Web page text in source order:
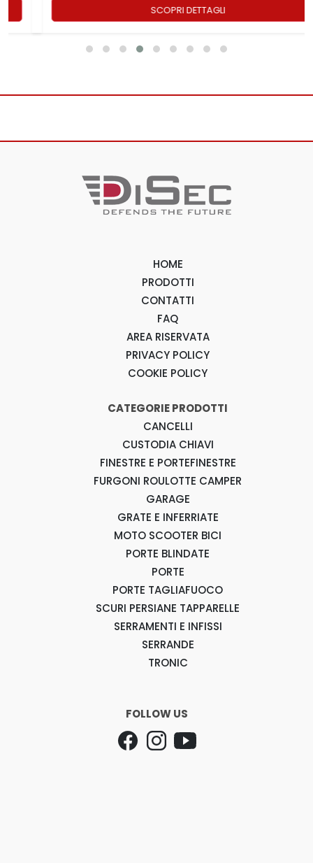
SCOPRI DETTAGLI
HOME
PRODOTTI
CONTATTI
FAQ
AREA RISERVATA
PRIVACY POLICY
COOKIE POLICY
CATEGORIE PRODOTTI
CANCELLI
CUSTODIA CHIAVI
FINESTRE E PORTEFINESTRE
FURGONI ROULOTTE CAMPER
GARAGE
GRATE E INFERRIATE
MOTO SCOOTER BICI
PORTE BLINDATE
PORTE
PORTE TAGLIAFUOCO
SCURI PERSIANE TAPPARELLE
SERRAMENTI E INFISSI
SERRANDE
TRONIC
FOLLOW US